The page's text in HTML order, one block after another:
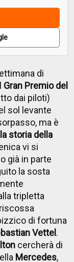
di
Gran Premio del
dai piloti)
sol levante
ma è
storia della
vi si
già in parte
la sosta
tripletta
di fortuna
Vettel .
cercherà di
Mercedes,